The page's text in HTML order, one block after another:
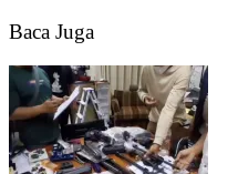
Baca Juga